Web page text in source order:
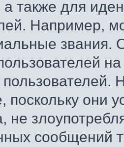
также для
Например,
звания.
поскольку они
не
сообщений